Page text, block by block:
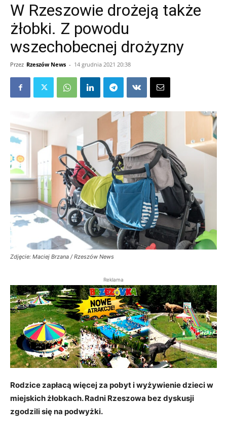
W Rzeszowie drożeją także
żłobki. Z powodu
wszechobecnej drożyzny
Przez Rzeszów News - 14 grudnia 2021 20:38
Zdjęcie: Maciej Brzana / Rzeszów News
Reklama
Rodzice zapłacą więcej za pobyt i wyżywienie dzieci w
miejskich żłobkach. Radni Rzeszowa bez dyskusji
zgodzili się na podwyżki.